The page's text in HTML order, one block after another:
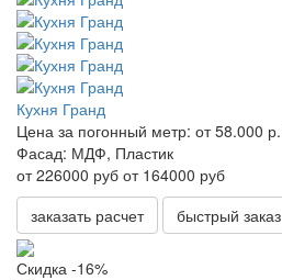
Кухня Гранд
Цена за погонный метр: от 58.000 р.
Фасад: МДФ, Пластик
от 226000 руб от 164000 руб
заказать расчет
быстрый заказ
Скидка -16%